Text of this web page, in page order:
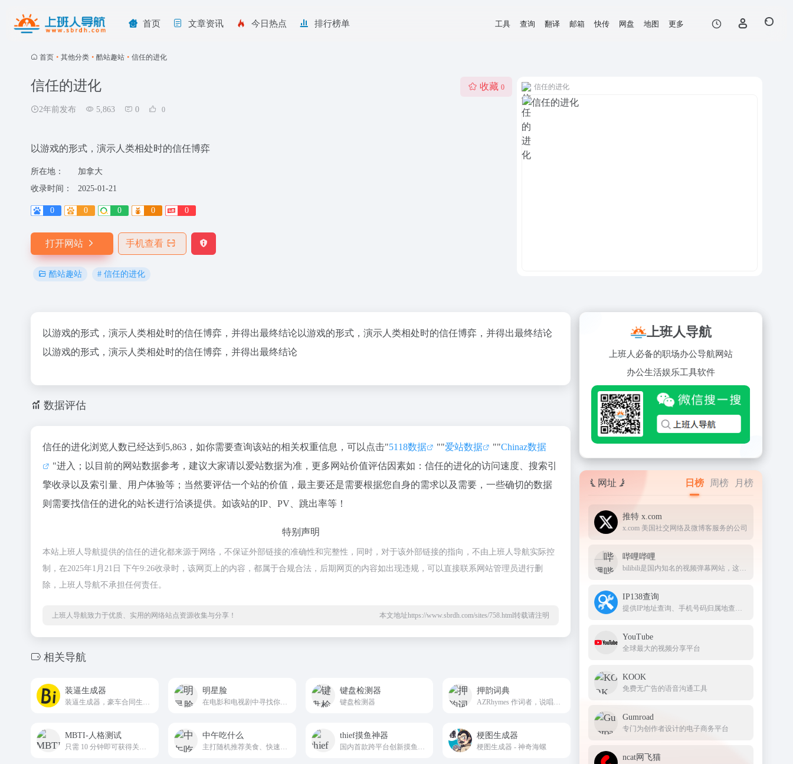
首页 文章资讯 今日热点 排行榜单 工具 查询 翻译 邮箱 快传 网盘 地图 更多
首页 • 其他分类 • 酷站趣站 • 信任的进化
信任的进化
2年前发布 5,863 0 0
收藏 0
以游戏的形式，演示人类相处时的信任博弈
所在地：
加拿大
收录时间：
2025-01-21
0 0 0 0 0
打开网站 手机查看
酷站趣站 # 信任的进化
信任的进化
以游戏的形式，演示人类相处时的信任博弈，并得出最终结论以游戏的形式，演示人类相处时的信任博弈，并得出最终结论
以游戏的形式，演示人类相处时的信任博弈，并得出最终结论
数据评估
信任的进化浏览人数已经达到5,863，如你需要查询该站的相关权重信息，可以点击"5118数据 ""爱站数据 ""Chinaz数据
"进入；以目前的网站数据参考，建议大家请以爱站数据为准，更多网站价值评估因素如：信任的进化的访问速度、搜索引
擎收录以及索引量、用户体验等；当然要评估一个站的价值，最主要还是需要根据您自身的需求以及需要，一些确切的数据
则需要找信任的进化的站长进行洽谈提供。如该站的IP、PV、跳出率等！
特别声明
本站上班人导航提供的信任的进化都来源于网络，不保证外部链接的准确性和完整性，同时，对于该外部链接的指向，不由上班人导航实际控
制，在2025年1月21日 下午9:26收录时，该网页上的内容，都属于合规合法，后期网页的内容如出现违规，可以直接联系网站管理员进行删
除，上班人导航不承担任何责任。
上班人导航致力于优质、实用的网络站点资源收集与分享！ 本文地址https://www.sbrdh.com/sites/758.html转载请注明
相关导航
装逼生成器 明星脸
在电影和电视剧中寻找你的明星脸
键盘检测器
键盘检测器
押韵词典
MBTI-人格测试 中午吃什么 thief摸鱼神器 梗图生成器
梗图生成器 - 神奇海螺
上班人导航
上班人必备的职场办公导航网站
办公生活娱乐工具软件
网址 日榜 周榜 月榜
推特 x.com
x.com 美国社交网络及微博客服务的公司
哔哩哔哩
bilibili是国内知名的视频弹幕网站，这里有及时的动漫新番，活跃的ACG氛围，有创意的Up主。大家可以在这里找到许多欢乐。
IP138查询
提供IP地址查询、手机号码归属地查询、邮政编码查询及身份证号码验证等服务
YouTube
全球最大的视频分享平台
KOOK
免费无广告的语音沟通工具
Gumroad
专门为创作者设计的电子商务平台
ncat网飞猫